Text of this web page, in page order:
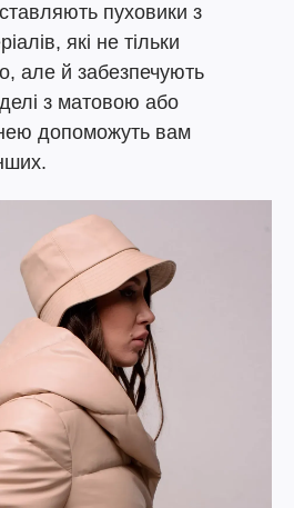
пуховики з
які не тільки
але й забезпечують
з матовою або
допоможуть вам